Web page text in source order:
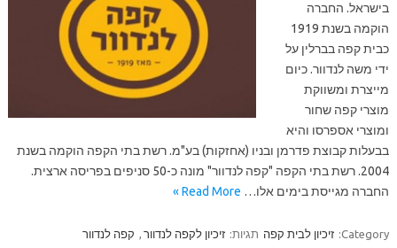
בישראל. החברה
הוקמה בשנת 1919
כבית קפה בברלין על
ידי משה לנדוור. כיום
מייצרת ומשווקת
מוצרי קפה שחור
ומוצרי אספרסו והיא
בבעלות קבוצת פדרמן ובניו (אחזקות) בע"מ. רשת בתי הקפה הוקמה בשנת
2004. רשת בתי הקפה "קפה לנדוור" מונה כ-50 סניפים בפריסה ארצית.
החברה מגייסת בימים אלו… Read More »
Category: זיכיון לבית קפה תגיות: זיכיון לקפה לנדוור , קפה לנדוור